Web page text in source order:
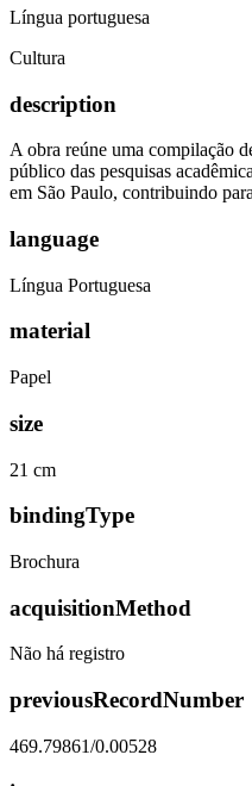
Língua portuguesa
Cultura
description
A obra reúne uma compilação
público das pesquisas
em São Paulo, contribuindo
language
Língua Portuguesa
material
Papel
size
21 cm
bindingType
Brochura
acquisitionMethod
Não há registro
previousRecordNumber
469.79861/0.00528